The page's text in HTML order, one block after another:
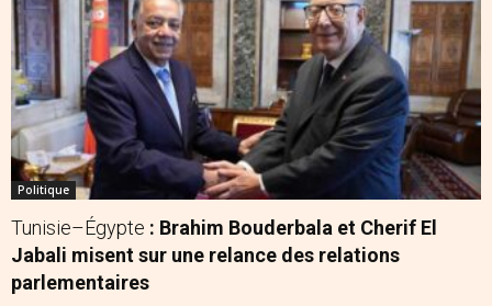
Politique
Tunisie–Égypte : Brahim Bouderbala et Cherif El
Jabali misent sur une relance des relations
parlementaires